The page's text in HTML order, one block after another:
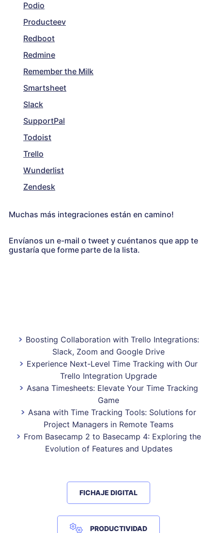
Podio
Producteev
Redboot
Redmine
Remember the Milk
Smartsheet
Slack
SupportPal
Todoist
Trello
Wunderlist
Zendesk
Muchas más integraciones están en camino!
Envíanos un e-mail o tweet y cuéntanos que app te
gustaría que forme parte de la lista.
Boosting Collaboration with Trello Integrations:
Slack, Zoom and Google Drive
Experience Next-Level Time Tracking with Our
Trello Integration Upgrade
Asana Timesheets: Elevate Your Time Tracking
Game
Asana with Time Tracking Tools: Solutions for
Project Managers in Remote Teams
From Basecamp 2 to Basecamp 4: Exploring the
Evolution of Features and Updates
FICHAJE DIGITAL
PRODUCTIVIDAD